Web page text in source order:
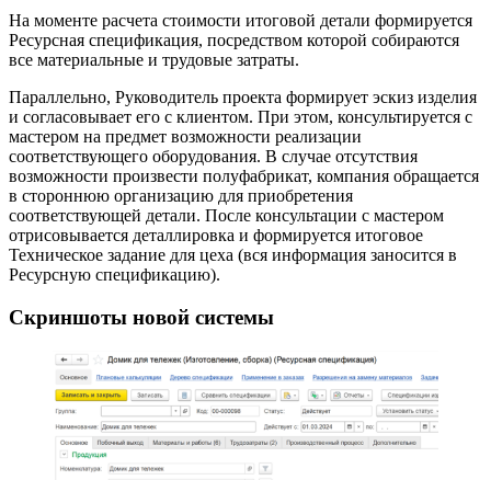
На моменте расчета стоимости итоговой детали формируется
Ресурсная спецификация, посредством которой собираются
все материальные и трудовые затраты.
Параллельно, Руководитель проекта формирует эскиз изделия
и согласовывает его с клиентом. При этом, консультируется с
мастером на предмет возможности реализации
соответствующего оборудования. В случае отсутствия
возможности произвести полуфабрикат, компания обращается
в стороннюю организацию для приобретения
соответствующей детали. После консультации с мастером
отрисовывается деталлировка и формируется итоговое
Техническое задание для цеха (вся информация заносится в
Ресурсную спецификацию).
Скриншоты новой системы